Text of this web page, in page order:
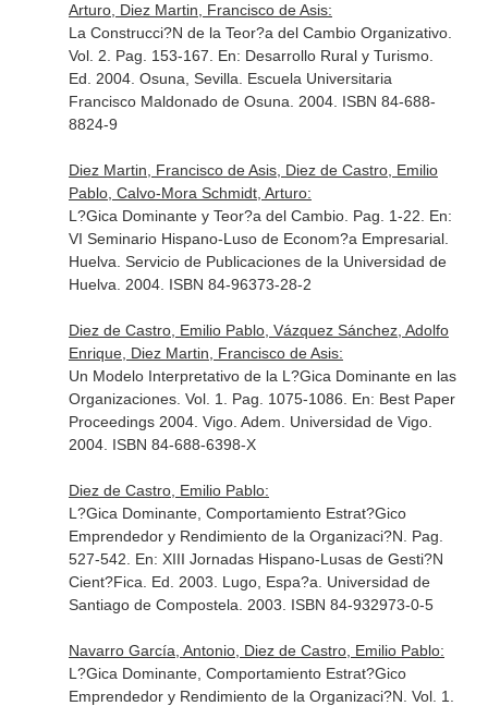
Arturo, Diez Martin, Francisco de Asis:
La Construcci?N de la Teor?a del Cambio Organizativo.
Vol. 2. Pag. 153-167. En: Desarrollo Rural y Turismo.
Ed. 2004. Osuna, Sevilla. Escuela Universitaria
Francisco Maldonado de Osuna. 2004. ISBN 84-688-
8824-9
Diez Martin, Francisco de Asis, Diez de Castro, Emilio
Pablo, Calvo-Mora Schmidt, Arturo:
L?Gica Dominante y Teor?a del Cambio. Pag. 1-22. En:
VI Seminario Hispano-Luso de Econom?a Empresarial.
Huelva. Servicio de Publicaciones de la Universidad de
Huelva. 2004. ISBN 84-96373-28-2
Diez de Castro, Emilio Pablo, Vázquez Sánchez, Adolfo
Enrique, Diez Martin, Francisco de Asis:
Un Modelo Interpretativo de la L?Gica Dominante en las
Organizaciones. Vol. 1. Pag. 1075-1086. En: Best Paper
Proceedings 2004. Vigo. Adem. Universidad de Vigo.
2004. ISBN 84-688-6398-X
Diez de Castro, Emilio Pablo:
L?Gica Dominante, Comportamiento Estrat?Gico
Emprendedor y Rendimiento de la Organizaci?N. Pag.
527-542. En: XIII Jornadas Hispano-Lusas de Gesti?N
Cient?Fica . Ed. 2003. Lugo, Espa?a. Universidad de
Santiago de Compostela. 2003. ISBN 84-932973-0-5
Navarro García, Antonio, Diez de Castro, Emilio Pablo:
L?Gica Dominante, Comportamiento Estrat?Gico
Emprendedor y Rendimiento de la Organizaci?N. Vol. 1.